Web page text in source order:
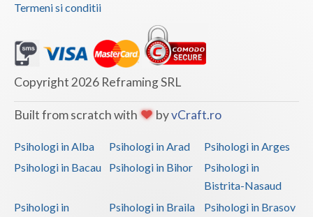
Termeni si conditii
Copyright 2026 Reframing SRL
Built from scratch with byvCraft.ro
Psihologi in Alba Psihologi in Arad
Psihologi in Arges
Psihologi in Bacau
Psihologi in Bihor
Psihologi in
Bistrita-Nasaud
Psihologi in
Psihologi in Braila
Psihologi in Brasov